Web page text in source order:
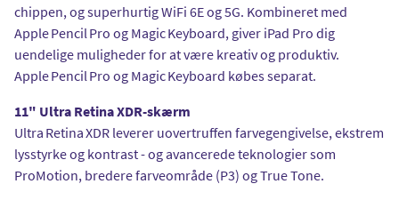
chippen, og superhurtig WiFi 6E og 5G. Kombineret med
Apple Pencil Pro og Magic Keyboard, giver iPad Pro dig
uendelige muligheder for at være kreativ og produktiv.
Apple Pencil Pro og Magic Keyboard købes separat.
11" Ultra Retina XDR-skærm
Ultra Retina XDR leverer uovertruffen farvegengivelse, ekstrem
lysstyrke og kontrast - og avancerede teknologier som
ProMotion, bredere farveområde (P3) og True Tone.